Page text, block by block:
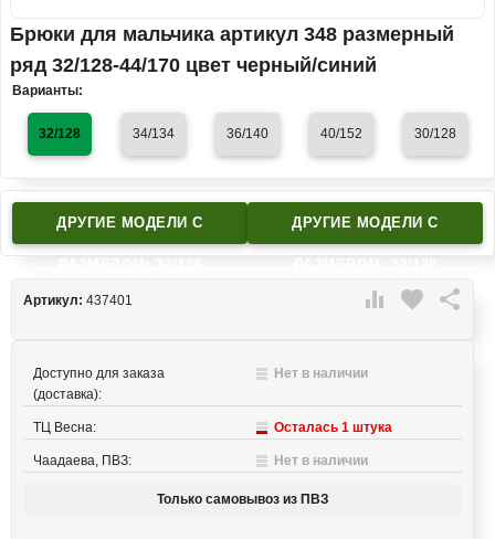
Брюки для мальчика артикул 348 размерный
ряд 32/128-44/170 цвет черный/синий
Варианты:
32/128 34/134 36/140 40/152 30/128
ДРУГИЕ МОДЕЛИ C ДРУГИЕ МОДЕЛИ C
 favorite 
Артикул: 437401
Доступно для заказа
(доставка):
Нет в наличии
ТЦ Весна: Осталась 1 штука
Чаадаева, ПВЗ: Нет в наличии
Только самовывоз из ПВЗ